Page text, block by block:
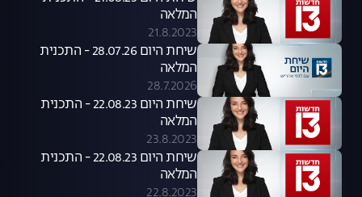
המלאה
21.8.2023
שיחת היום 28.07.26 - התכנית
המלאה
28.7.2026
שיחת היום 22.08.23 - התכנית
המלאה
23.8.2023
שיחת היום 22.08.23 - התכנית
המלאה
22.8.2023